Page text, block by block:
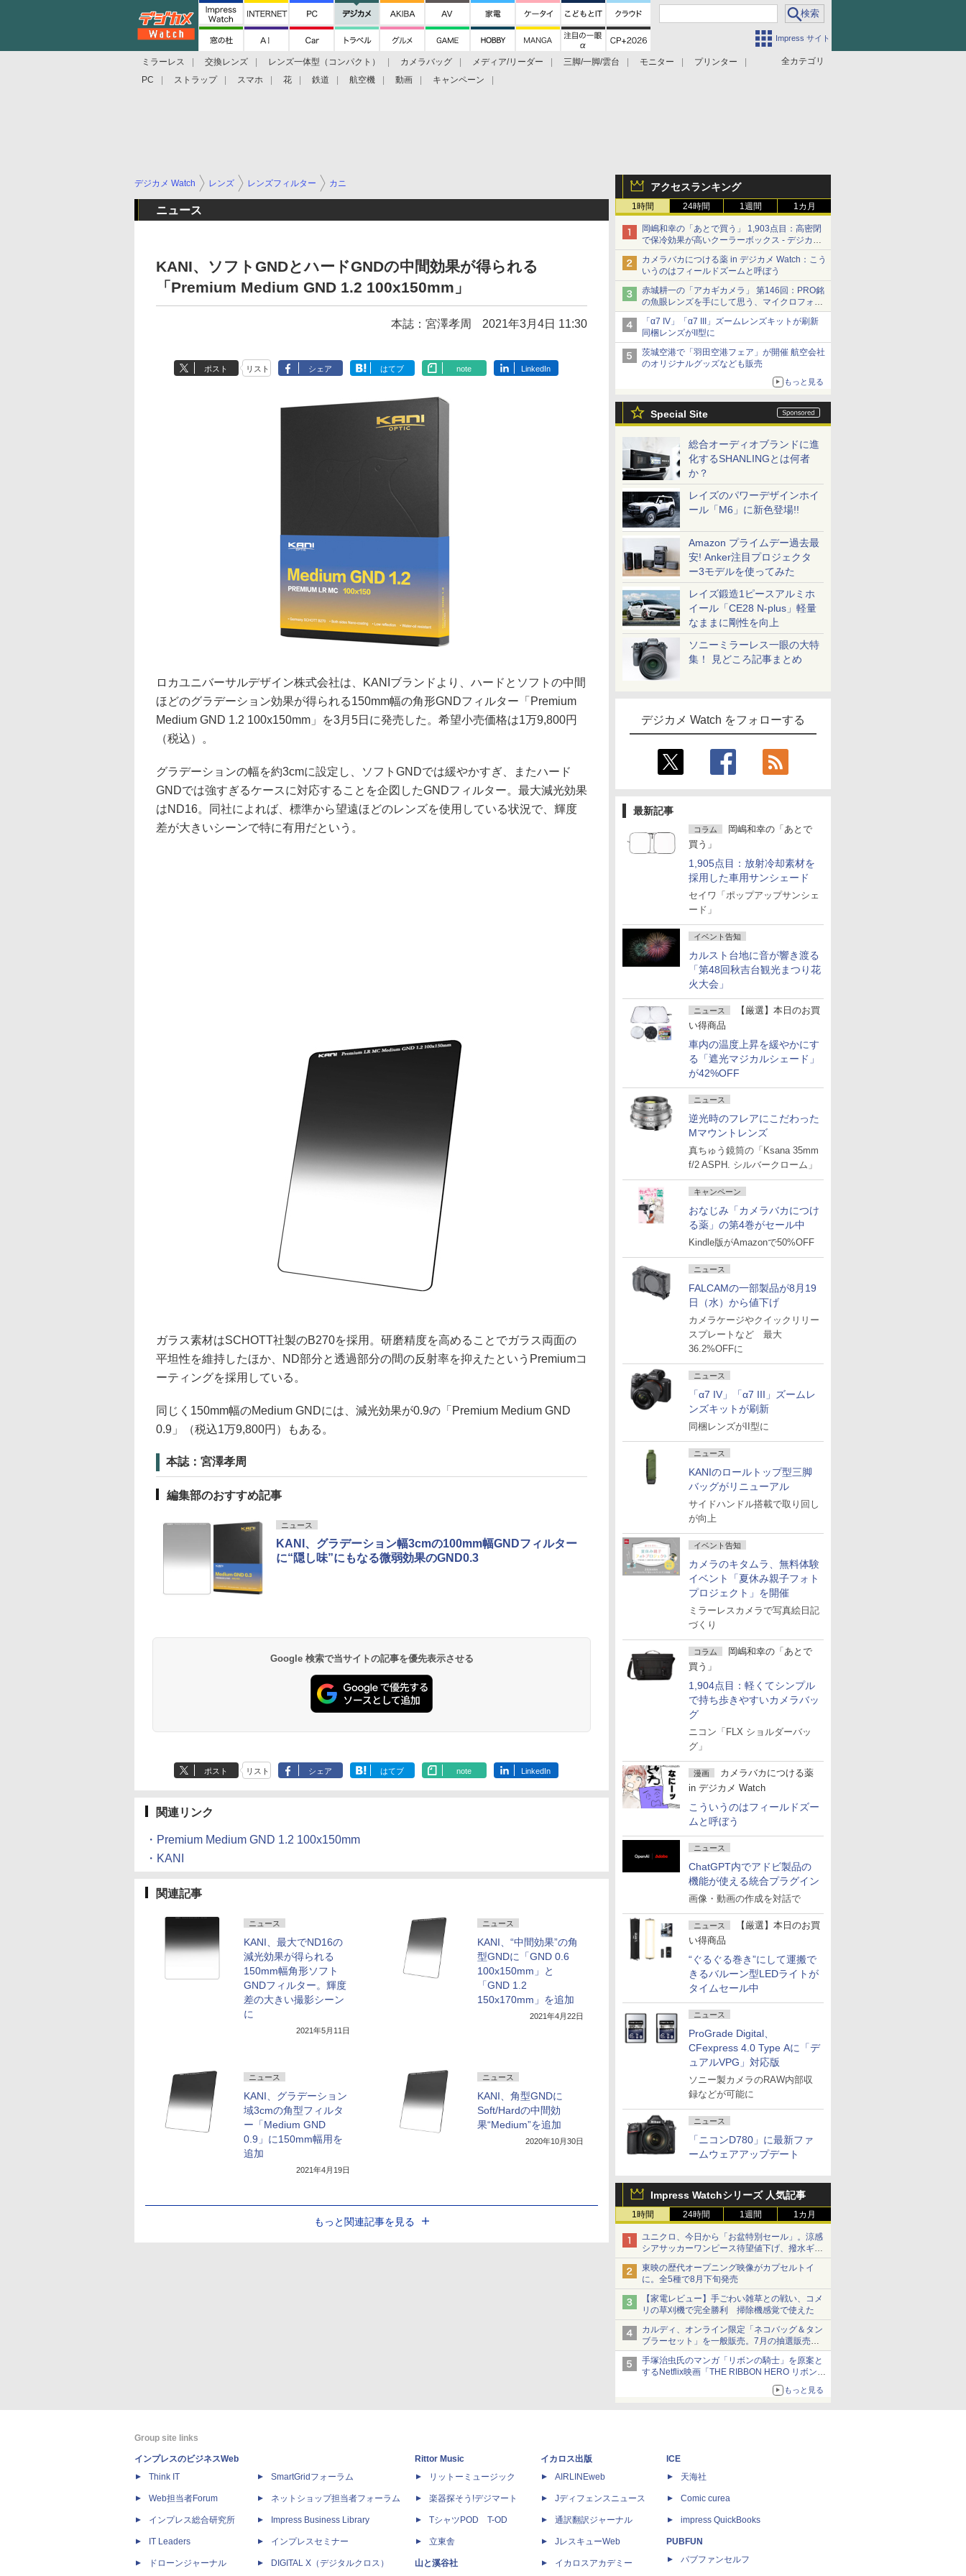
Impress サイト
全カテゴリ
ミラーレス 交換レンズ レンズ一体型（コンパクト） カメラバッグ メディア/リーダー 三脚/一脚/雲台 モニター
プリンター
PC
ストラップ スマホ 花 鉄道 航空機 動画 キャンペーン
アクセスランキング
1時間 24時間 1週間 1カ月
岡嶋和幸の「あとで買う」 1,903点目：高密閉
で保冷効果が高いクーラーボックス - デジカメ
Watch
カメラバカにつける薬 in デジカメ Watch：こう
いうのはフィールドズームと呼ぼう
赤城耕一の「アカギカメラ」 第146回：PRO銘
の魚眼レンズを手にして思う、マイクロフォー
サーズへの期待と可能性
「α7 IV」「α7 III」ズームレンズキットが刷新
同梱レンズがII型に
茨城空港で「羽田空港フェア」が開催 航空会社
のオリジナルグッズなども販売
もっと見る
Special Site
総合オーディオブランドに進
化するSHANLINGとは何者
か？
レイズのパワーデザインホイ
ール「M6」に新色登場!!
Amazon プライムデー過去最
安! Anker注目プロジェクタ
ー3モデルを使ってみた
レイズ鍛造1ピースアルミホ
イール「CE28 N-plus」軽量
なままに剛性を向上
ソニーミラーレス一眼の大特
集！ 見どころ記事まとめ
デジカメ Watch をフォローする
最新記事
コラム
岡嶋和幸の「あとで
買う」
1,905点目：放射冷却素材を
採用した車用サンシェード
セイワ「ポップアップサンシェ
ード」
イベント告知
カルスト台地に音が響き渡る
「第48回秋吉台観光まつり花
火大会」
ニュース
【厳選】本日のお買
い得商品
車内の温度上昇を緩やかにす
る「遮光マジカルシェード」
が42%OFF
ニュース
逆光時のフレアにこだわった
Mマウントレンズ
真ちゅう鏡筒の「Ksana 35mm
f/2 ASPH. シルバークローム」
キャンペーン
おなじみ「カメラバカにつけ
る薬」の第4巻がセール中
Kindle版がAmazonで50%OFF
ニュース
FALCAMの一部製品が8月19
日（水）から値下げ
カメラケージやクイックリリー
スプレートなど 最大
36.2%OFFに
ニュース
「α7 IV」「α7 III」ズームレ
ンズキットが刷新
同梱レンズがII型に
ニュース
KANIのロールトップ型三脚
バッグがリニューアル
サイドハンドル搭載で取り回し
が向上
イベント告知
カメラのキタムラ、無料体験
イベント「夏休み親子フォト
プロジェクト」を開催
ミラーレスカメラで写真絵日記
づくり
コラム
岡嶋和幸の「あとで
買う」
1,904点目：軽くてシンプル
で持ち歩きやすいカメラバッ
グ
ニコン「FLX ショルダーバッ
グ」
漫画
カメラバカにつける薬
in デジカメ Watch
こういうのはフィールドズー
ムと呼ぼう
ニュース
ChatGPT内でアドビ製品の
機能が使える統合プラグイン
画像・動画の作成を対話で
ニュース
【厳選】本日のお買
い得商品
“ぐるぐる巻き”にして運搬で
きるバルーン型LEDライトが
タイムセール中
ニュース
ProGrade Digital、
CFexpress 4.0 Type Aに「デ
ュアルVPG」対応版
ソニー製カメラのRAW内部収
録などが可能に
ニュース
「ニコンD780」に最新ファ
ームウェアアップデート
Impress Watchシリーズ 人気記事
1時間 24時間 1週間 1カ月
ユニクロ、今日から「お盆特別セール」。涼感
シアサッカーワンピース待望値下げ、撥水ギア
ショーツは1990円に
東映の歴代オープニング映像がカプセルトイ
に。全5種で8月下旬発売
【家電レビュー】手ごわい雑草との戦い、コメ
リの草刈機で完全勝利 掃除機感覚で使えた
カルディ、オンライン限定「ネコバッグ＆タン
ブラーセット」を一般販売。7月の抽選販売の
当選無効分
手塚治虫氏のマンガ「リボンの騎士」を原案と
するNetflix映画「THE RIBBON HERO リボンヒ
もっと見る
デジカメ Watch レンズ レンズフィルター カニ
ニュース
KANI、ソフトGNDとハードGNDの中間効果が得られる
「Premium Medium GND 1.2 100x150mm」
本誌：宮澤孝周 2021年3月4日 11:30
ポスト リスト シェア はてブ note LinkedIn
ロカユニバーサルデザイン株式会社は、KANIブランドより、ハードとソフトの中間
ほどのグラデーション効果が得られる150mm幅の角形GNDフィルター「Premium
Medium GND 1.2 100x150mm」を3月5日に発売した。希望小売価格は1万9,800円
（税込）。
グラデーションの幅を約3cmに設定し、ソフトGNDでは緩やかすぎ、またハード
GNDでは強すぎるケースに対応することを企図したGNDフィルター。最大減光効果
はND16。同社によれば、標準から望遠ほどのレンズを使用している状況で、輝度
差が大きいシーンで特に有用だという。
ガラス素材はSCHOTT社製のB270を採用。研磨精度を高めることでガラス両面の
平坦性を維持したほか、ND部分と透過部分の間の反射率を抑えたというPremiumコ
ーティングを採用している。
同じく150mm幅のMedium GNDには、減光効果が0.9の「Premium Medium GND
0.9」（税込1万9,800円）もある。
本誌：宮澤孝周
編集部のおすすめ記事
ニュース
KANI、グラデーション幅3cmの100mm幅GNDフィルター
に“隠し味”にもなる微弱効果のGND0.3
Google 検索で当サイトの記事を優先表示させる
ポスト リスト シェア はてブ note LinkedIn
関連リンク
・Premium Medium GND 1.2 100x150mm
・KANI
関連記事
ニュース
KANI、最大でND16の
減光効果が得られる
150mm幅角形ソフト
GNDフィルター。輝度
差の大きい撮影シーン
に
2021年5月11日
ニュース
KANI、“中間効果”の角
型GNDに「GND 0.6
100x150mm」と
「GND 1.2
150x170mm」を追加
2021年4月22日
ニュース
KANI、グラデーション
域3cmの角型フィルタ
ー「Medium GND
0.9」に150mm幅用を
追加
2021年4月19日
ニュース
KANI、角型GNDに
Soft/Hardの中間効
果“Medium”を追加
2020年10月30日
もっと関連記事を見る
Group site links
インプレスのビジネスWeb
Think IT
Web担当者Forum
インプレス総合研究所
IT Leaders
ドローンジャーナル
SmartGridフォーラム
ネットショップ担当者フォーラム
Impress Business Library
インプレスセミナー
DIGITAL X（デジタルクロス）
Rittor Music
リットーミュージック
楽器探そう!デジマート
TシャツPOD T-OD
立東舎
山と溪谷社
イカロス出版
AIRLINEweb
Jディフェンスニュース
通訳翻訳ジャーナル
JレスキューWeb
イカロスアカデミー
ICE
天海社
Comic curea
impress QuickBooks
PUBFUN
パブファンセルフ